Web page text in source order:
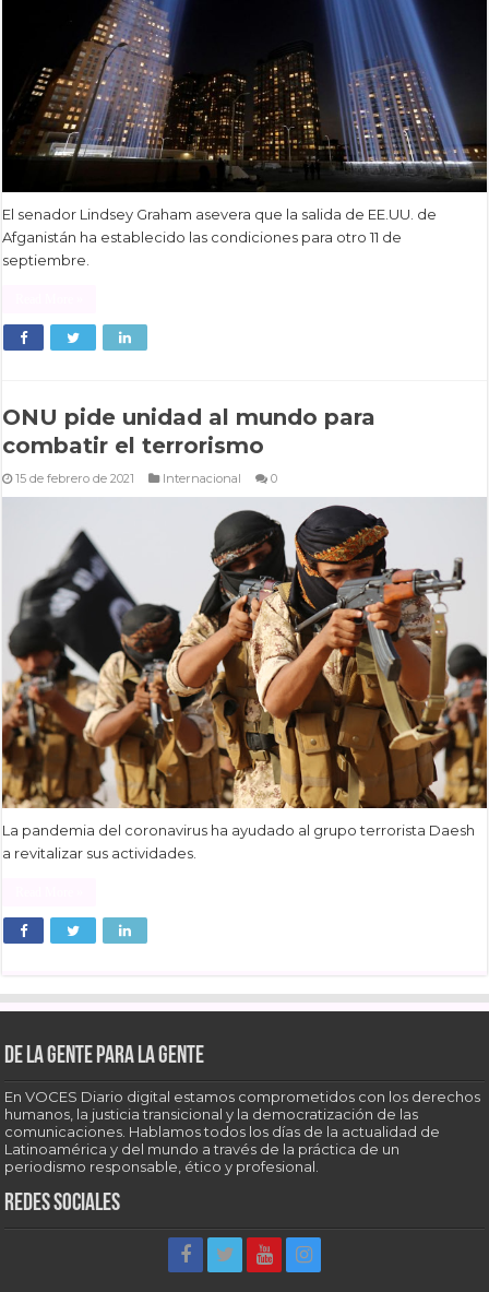
El senador Lindsey Graham asevera que la salida de EE.UU. de
Afganistán ha establecido las condiciones para otro 11 de
septiembre.
ONU pide unidad al mundo para
combatir el terrorismo
15 de febrero de 2021 Internacional 0
La pandemia del coronavirus ha ayudado al grupo terrorista Daesh
a revitalizar sus actividades.
De la gente para la gente
En VOCES Diario digital estamos comprometidos con los derechos
humanos, la justicia transicional y la democratización de las
comunicaciones. Hablamos todos los días de la actualidad de
Latinoamérica y del mundo a través de la práctica de un
periodismo responsable, ético y profesional.
Redes sociales